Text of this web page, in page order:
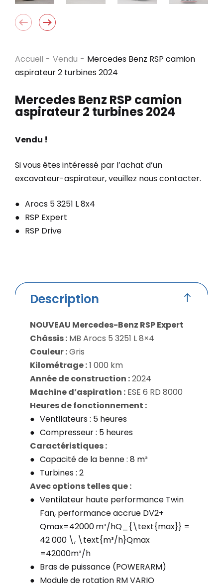
Accueil - Vendu - Mercedes Benz RSP camion
aspirateur 2 turbines 2024
Mercedes Benz RSP camion
aspirateur 2 turbines 2024
Vendu !
Si vous êtes intéressé par l’achat d’un
excavateur-aspirateur, veuillez nous contacter.
Arocs 5 3251 L 8x4
RSP Expert
RSP Drive
Description
NOUVEAU Mercedes-Benz RSP Expert
Châssis : MB Arocs 5 3251 L 8×4
Couleur :Gris
Kilométrage :1 000 km
Année de construction :2024
Machine d’aspiration : ESE 6 RD 8000
Heures de fonctionnement :
Ventilateurs : 5 heures
Compresseur : 5 heures
Caractéristiques :
Capacité de la benne : 8 m³
Turbines : 2
Avec options telles que :
Ventilateur haute performance Twin
Fan, performance accrue DV2+
Qmax=42000 m³/hQ_{\text{max}} =
42 000 \, \text{m³/h}Qmax
=42000m³/h
Bras de puissance (POWERARM)
Module de rotation RM VARIO